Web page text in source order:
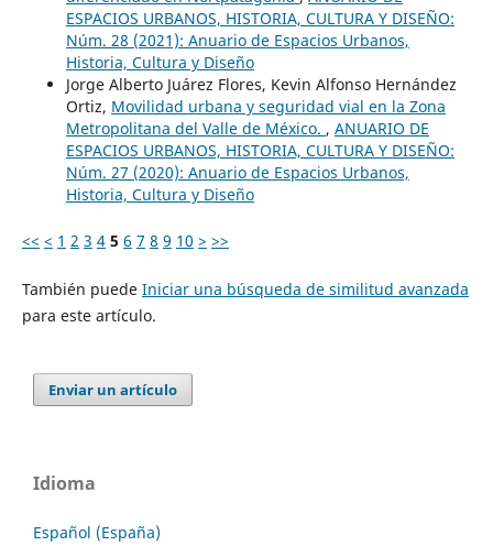
ESPACIOS URBANOS, HISTORIA, CULTURA Y DISEÑO:
Núm. 28 (2021): Anuario de Espacios Urbanos,
Historia, Cultura y Diseño
Jorge Alberto Juárez Flores, Kevin Alfonso Hernández
Ortiz, Movilidad urbana y seguridad vial en la Zona
Metropolitana del Valle de México. , ANUARIO DE
ESPACIOS URBANOS, HISTORIA, CULTURA Y DISEÑO:
Núm. 27 (2020): Anuario de Espacios Urbanos,
Historia, Cultura y Diseño
<< < 1 2 3 4 5 6 7 8 9 10 > >>
También puede Iniciar una búsqueda de similitud avanzada
para este artículo.
Enviar un artículo
Idioma
Español (España)